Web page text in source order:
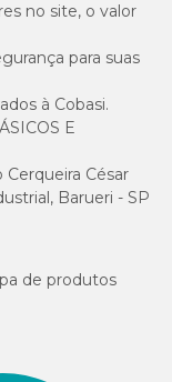
no site, o valor
para suas
à Cobasi.
E
Cerqueira César
Barueri - SP
de produtos